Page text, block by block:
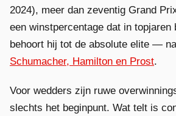
2024), meer dan zeventig Grand
een winstpercentage dat in topjaren
behoort hij tot de absolute elite —
Schumacher, Hamilton en Prost.
Voor wedders zijn ruwe
slechts het beginpunt. Wat telt is